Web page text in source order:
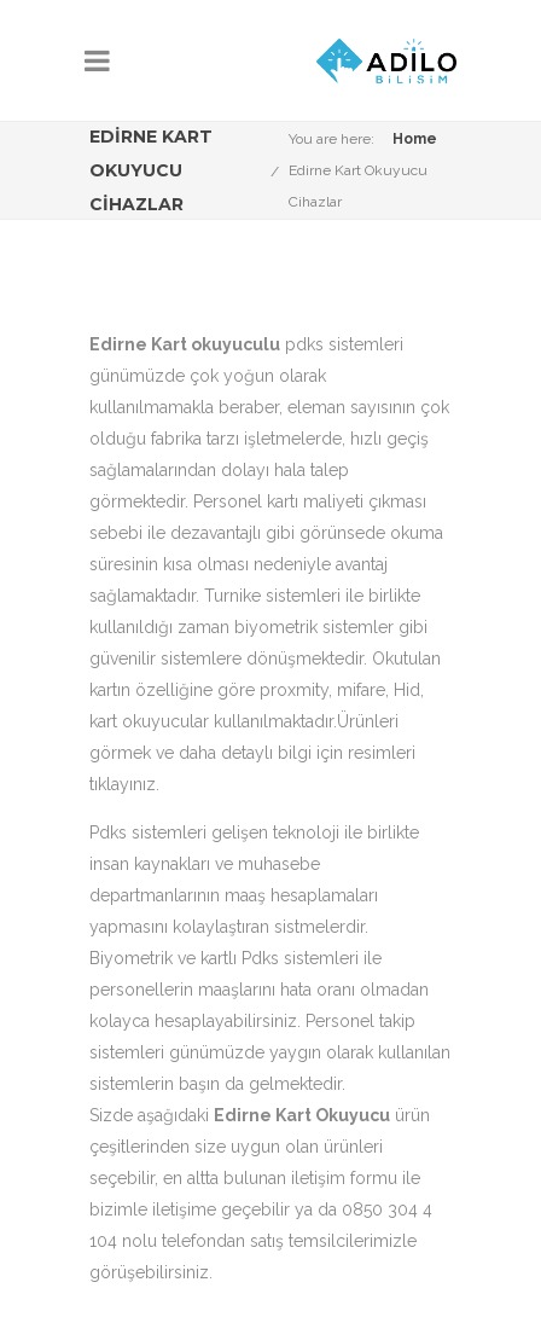
EDIRNE KART
OKUYUCU
CIHAZLAR
You are here:
Home
Edirne Kart Okuyucu
Cihazlar
Edirne Kart okuyuculu pdks sistemleri
günümüzde çok yoğun olarak
kullanılmamakla beraber, eleman sayısının çok
olduğu fabrika tarzı işletmelerde, hızlı geçiş
sağlamalarından dolayı hala talep
görmektedir. Personel kartı maliyeti çıkması
sebebi ile dezavantajlı gibi görünsede okuma
süresinin kısa olması nedeniyle avantaj
sağlamaktadır. Turnike sistemleri ile birlikte
kullanıldığı zaman biyometrik sistemler gibi
güvenilir sistemlere dönüşmektedir. Okutulan
kartın özelliğine göre proxmity, mifare, Hid,
kart okuyucular kullanılmaktadır.Ürünleri
görmek ve daha detaylı bilgi için resimleri
tıklayınız.
Pdks sistemleri gelişen teknoloji ile birlikte
insan kaynakları ve muhasebe
departmanlarının maaş hesaplamaları
yapmasını kolaylaştıran sistmelerdir.
Biyometrik ve kartlı Pdks sistemleri ile
personellerin maaşlarını hata oranı olmadan
kolayca hesaplayabilirsiniz. Personel takip
sistemleri günümüzde yaygın olarak kullanılan
sistemlerin başın da gelmektedir.
Sizde aşağıdaki Edirne Kart Okuyucu ürün
çeşitlerinden size uygun olan ürünleri
seçebilir, en altta bulunan iletişim formu ile
bizimle iletişime geçebilir ya da 0850 304 4
104 nolu telefondan satış temsilcilerimizle
görüşebilirsiniz.